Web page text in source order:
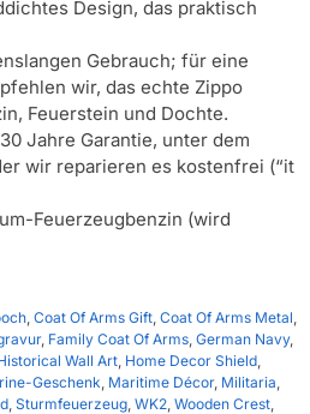
Design, das praktisch
Gebrauch; für eine
wir, das echte Zippo
Feuerstein und Dochte.
Jahre Garantie, unter dem
wir reparieren es kostenfrei (“it
Feuerzeugbenzin (wird
Coat Of Arms Gift Coat Of Arms Metal
, Family Coat Of Arms German Navy,
Wall Art Home Decor Shield
Geschenk Maritime Décor, Militaria
Sturmfeuerzeug WK2 Wooden Crest